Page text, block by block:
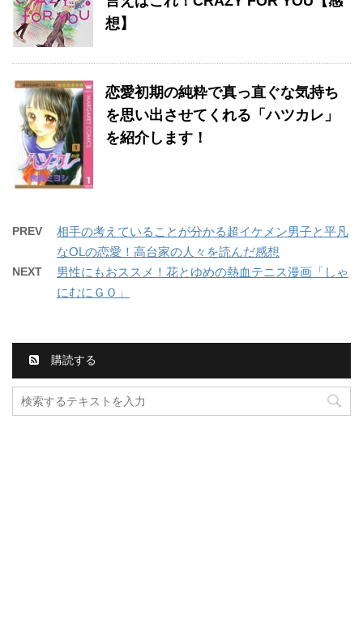
想】
恋愛初期の純粋で真っ直ぐな気持ち
を思い出させてくれる「ハツカレ」
を紹介します！
PREV
相手の考えていることが分かる超イケメン男子と平凡
なOLの恋愛！高台家の人々を読んだ感想
NEXT
男性にもおススメ！花とゆめの熱血テニス漫画「しゃ
にむにＧＯ」
購読する